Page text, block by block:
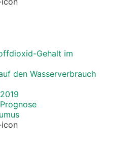
Gehalt im
den Wasserverbrauch